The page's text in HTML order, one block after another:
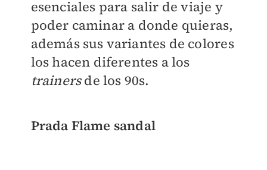
esenciales para salir de viaje y
poder caminar a donde quieras,
además sus variantes de colores
los hacen diferentes a los
trainersde los 90s.
Prada Flame sandal